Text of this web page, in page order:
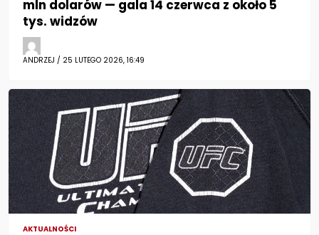
mln dolarów — gala 14 czerwca z około 5
tys. widzów
ANDRZEJ / 25 LUTEGO 2026, 16:49
AKTUALNOŚCI